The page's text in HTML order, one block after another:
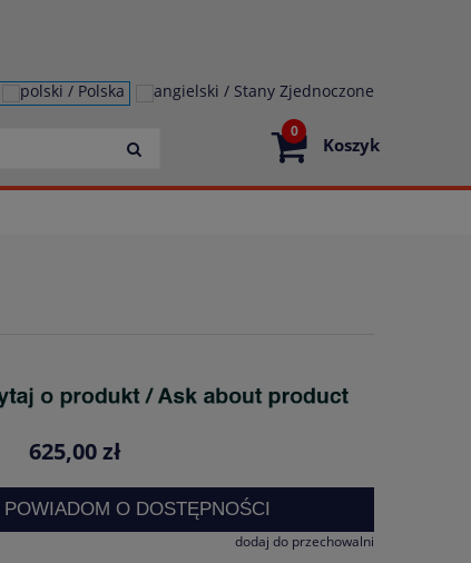
Koszyk
0
625,00 zł
POWIADOM O DOSTĘPNOŚCI
dodaj do przechowalni